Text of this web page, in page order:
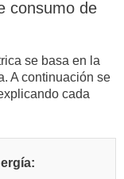
consumo de
se basa en la
A continuación se
cada